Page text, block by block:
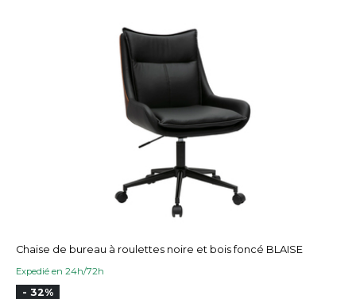
Chaise de bureau à roulettes noire et bois foncé BLAISE
Expedié en 24h/72h
- 32%